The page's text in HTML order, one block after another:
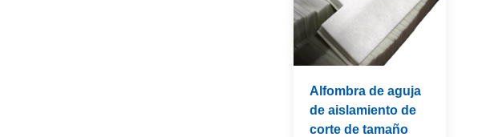
Alfombra de aguja
de aislamiento de
corte de tamaño